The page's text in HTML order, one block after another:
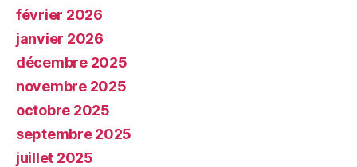
février 2026
janvier 2026
décembre 2025
novembre 2025
octobre 2025
septembre 2025
juillet 2025